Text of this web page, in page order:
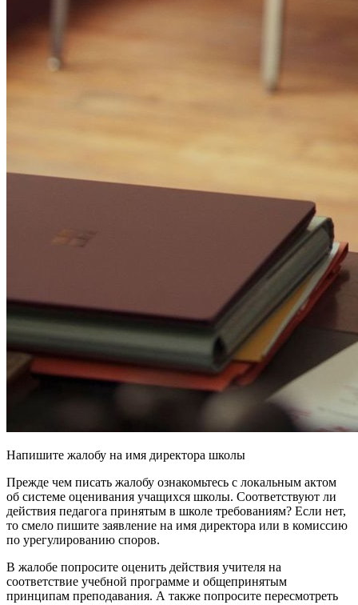
Напишите жалобу на имя директора школы
Прежде чем писать жалобу ознакомьтесь с локальным актом
об системе оценивания учащихся школы. Соответствуют ли
действия педагога принятым в школе требованиям? Если нет,
то смело пишите заявление на имя директора или в комиссию
по урегулированию споров.
В жалобе попросите оценить действия учителя на
соответствие учебной программе и общепринятым
принципам преподавания. А также попросите пересмотреть